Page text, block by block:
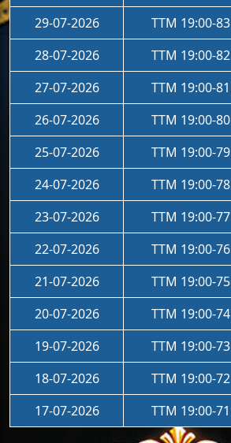
29-07-2026
TTM 19:00-83
28-07-2026
TTM 19:00-82
27-07-2026
TTM 19:00-81
26-07-2026
TTM 19:00-80
25-07-2026
TTM 19:00-79
24-07-2026
TTM 19:00-78
23-07-2026
TTM 19:00-77
22-07-2026
TTM 19:00-76
21-07-2026
TTM 19:00-75
20-07-2026
TTM 19:00-74
19-07-2026
TTM 19:00-73
18-07-2026
TTM 19:00-72
17-07-2026
TTM 19:00-71